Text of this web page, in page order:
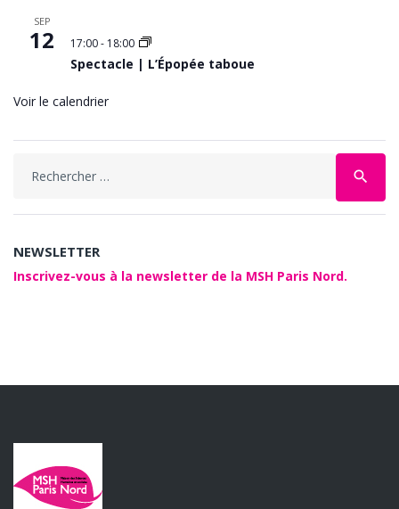
SEP
12 17:00- 18:00
Spectacle | L’Épopée taboue
Voir le calendrier
search
NEWSLETTER
Inscrivez-vous à la newsletter de la MSH Paris Nord.